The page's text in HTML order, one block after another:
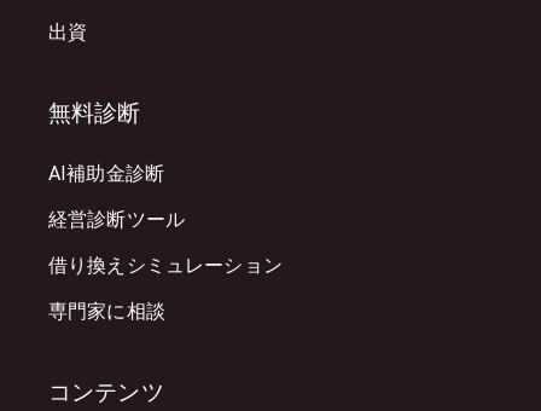
出資
無料診断
AI補助金診断
経営診断ツール
借り換えシミュレーション
専門家に相談
コンテンツ